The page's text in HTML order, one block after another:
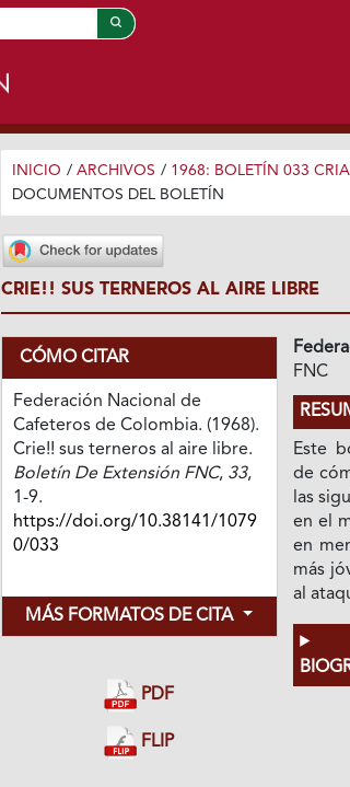
INICIO / ARCHIVOS / 1968: BOLETÍN 033
DOCUMENTOS DEL BOLETÍN
CRIE!! SUS TERNEROS AL AIRE LIBRE
CÓMO CITAR
Federación Nacional de
Cafeteros de Colombia. (1968).
Crie!! sus terneros al aire libre.
Boletín De Extensión FNC, 33,
1-9.
https://doi.org/10.38141/1079
0/033
MÁS FORMATOS DE CITA
PDF
FLIP
FNC
Este
de
las
en el
en
más
al